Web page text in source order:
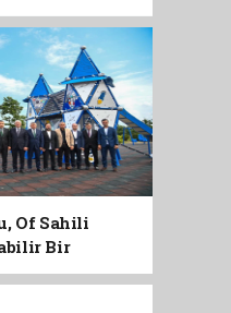
Of Sahili
Bir